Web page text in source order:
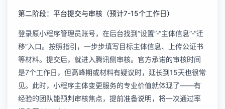
第二阶段：平台提交与审核（预计7-15个工作日）
登录原小程序管理员账号，在后台找到“设置”-“主体信息”-“迁
移”入口。按照指引，一步步填写目标主体信息、上传公证书
等材料。提交后，就进入腾讯侧审核。官方承诺的审核时间
是7个工作日，但高峰期或材料有疑议时，延长到15天也很常
见。此时， 小程序主体变更服务的专业价值就体现了——有
经验的团队能预判审核焦点，提前准备说明，将一次通过率